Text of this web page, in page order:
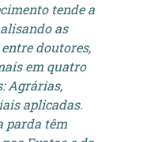
tende a
as
doutores,
em quatro
Agrárias,
aplicadas.
parda têm